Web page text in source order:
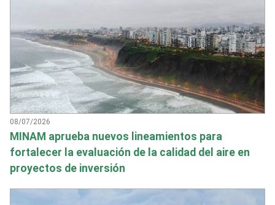
08/07/2026
MINAM aprueba nuevos lineamientos para
fortalecer la evaluación de la calidad del aire en
proyectos de inversión